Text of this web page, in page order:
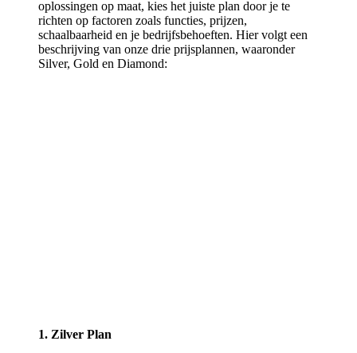
oplossingen op maat, kies het juiste plan door je te
richten op factoren zoals functies, prijzen,
schaalbaarheid en je bedrijfsbehoeften. Hier volgt een
beschrijving van onze drie prijsplannen, waaronder
Silver, Gold en Diamond:
1. Zilver Plan